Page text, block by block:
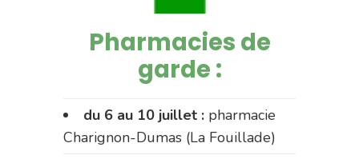
Pharmacies de
garde :
du 6 au 10 juillet : pharmacie
Charignon-Dumas (La Fouillade)